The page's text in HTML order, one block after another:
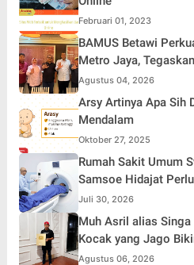
Februari 01, 2023
BAMUS Betawi
Metro Jaya,
Jakarta Aman,
ke-81 Republik
Agustus 04, 2026
Arsy Artinya Apa Sih
Mendalam
Oktober 27, 2025
Rumah Sakit Umum
Samsoe Hidajat
Juli 30, 2026
Muh Asril alias Singa
Kocak yang Jago
Jadi Hiburan
Agustus 06, 2026